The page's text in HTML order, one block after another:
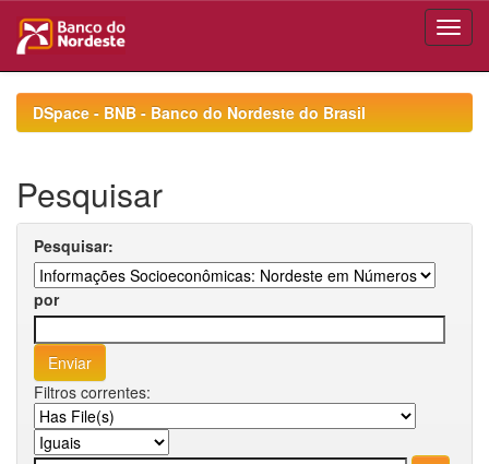
navigationDSpace - BNB - Banco do Nordeste do Brasil
Pesquisar
Pesquisar:
por
Filtros correntes: